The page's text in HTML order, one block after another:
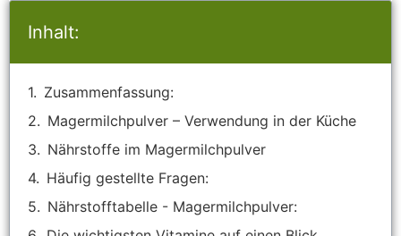
Inhalt:
Zusammenfassung:
Magermilchpulver – Verwendung in der Küche
Nährstoffe im Magermilchpulver
Häufig gestellte Fragen:
Nährstofftabelle - Magermilchpulver: